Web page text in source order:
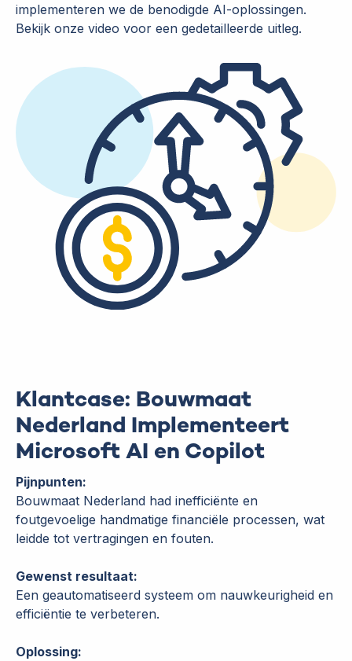
implementeren we de benodigde AI-oplossingen.
Bekijk onze video voor een gedetailleerde uitleg.
Klantcase: Bouwmaat
Nederland Implementeert
Microsoft AI en Copilot
Pijnpunten:
Bouwmaat Nederland had inefficiënte en
foutgevoelige handmatige financiële processen, wat
leidde tot vertragingen en fouten.
Gewenst resultaat:
Een geautomatiseerd systeem om nauwkeurigheid en
efficiëntie te verbeteren.
Oplossing: